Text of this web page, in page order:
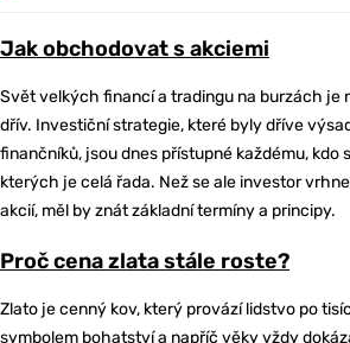
Jak obchodovat s akciemi
Svět velkých financí a tradingu na burzách je
dřív. Investiční strategie, které byly dříve
finančníků, jsou dnes přístupné každému, kdo
kterých je celá řada. Než se ale investor
akcií, měl by znát základní termíny a principy.
Proč cena zlata stále roste?
Zlato je cenný kov, který provází lidstvo po
symbolem bohatství a napříč věky vždy